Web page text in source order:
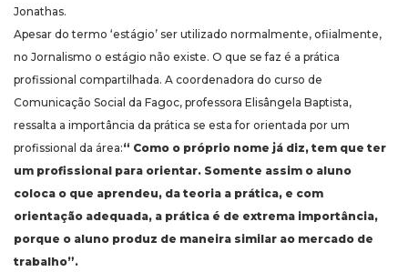
Jonathas.
Apesar do termo ‘estágio’ ser utilizado normalmente, ofiialmente,
no Jornalismo o estágio não existe. O que se faz é a prática
profissional compartilhada. A coordenadora do curso de
Comunicação Social da Fagoc, professora Elisângela Baptista,
ressalta a importância da prática se esta for orientada por um
profissional da área:“ Como o próprio nome já diz, tem que ter
um profissional para orientar. Somente assim o aluno
coloca o que aprendeu, da teoria a prática, e com
orientação adequada, a prática é de extrema importância,
porque o aluno produz de maneira similar ao mercado de
trabalho”.